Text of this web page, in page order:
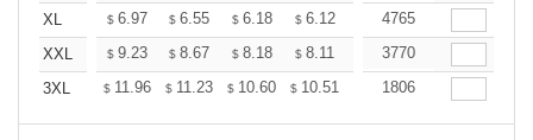
XL
$ 6.97 $ 6.55 $ 6.18 $ 6.12 6.02
4765
XXL
$ 9.23 $ 8.67 $ 8.18 $ 8.11 7.97
3770
3XL
$ 11.96 $ 11.23 $ 10.60 $ 10.51 10.33
1806